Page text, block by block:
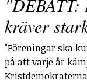
kräver
"Föreningar ska
på att varje år